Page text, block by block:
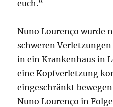
euch.“
Nuno Lourenço wurde
schweren
in ein Krankenhaus in
eine Kopfverletzung
eingeschränkt
Nuno Lourenço in